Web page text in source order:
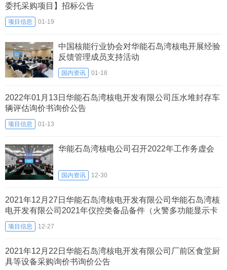
委托采购项目】招标公告
项目信息 01-19
中国核能行业协会对华能石岛湾核电开展经验
反馈管理成员支持活动
国内资讯 01-18
2022年01月13日华能石岛湾核电开发有限公司压水堆封存车
辆评估询价书询价公告
项目信息 01-13
华能石岛湾核电公司召开2022年工作务虚会
国内资讯 12-30
2021年12月27日华能石岛湾核电开发有限公司华能石岛湾核
电开发有限公司2021年仪控类备品备件（火警多功能显示卡
等）采购询价书询价公告
项目信息 12-27
2021年12月22日华能石岛湾核电开发有限公司厂前区食堂厨
具等设备采购询价书询价公告